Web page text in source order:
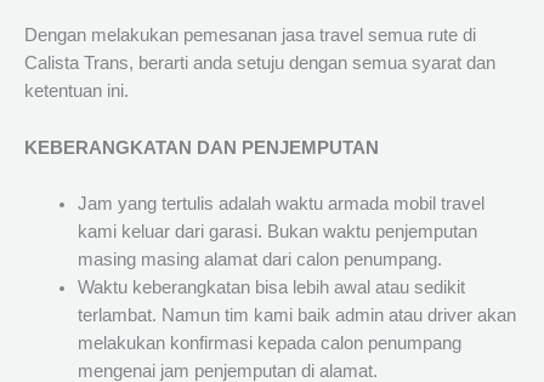
Dengan melakukan pemesanan jasa travel semua rute di
Calista Trans, berarti anda setuju dengan semua syarat dan
ketentuan ini.
KEBERANGKATAN DAN PENJEMPUTAN
Jam yang tertulis adalah waktu armada mobil travel
kami keluar dari garasi. Bukan waktu penjemputan
masing masing alamat dari calon penumpang.
Waktu keberangkatan bisa lebih awal atau sedikit
terlambat. Namun tim kami baik admin atau driver akan
melakukan konfirmasi kepada calon penumpang
mengenai jam penjemputan di alamat.